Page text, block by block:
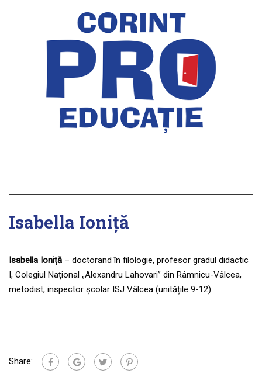
Isabella Ioniță
Isabella Ioniță – doctorand în filologie, profesor gradul didactic
I, Colegiul Național „Alexandru Lahovari” din Râmnicu-Vâlcea,
metodist, inspector școlar ISJ Vâlcea (unitățile 9-12)
Share: